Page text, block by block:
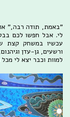
"באמת, תודה רבה,"
לי. אבל חפשו לכם
עכשיו במשחק קצת
ורשעים, גן-עדן
למוות וכבר יצא לי מכל